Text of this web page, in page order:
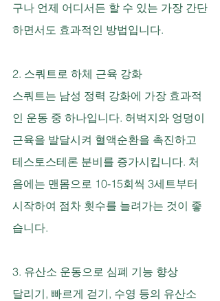
구나 언제 어디서든 할 수 있는 가장 간단
하면서도 효과적인 방법입니다.
2. 스쿼트로 하체 근육 강화
스쿼트는 남성 정력 강화에 가장 효과적
인 운동 중 하나입니다. 허벅지와 엉덩이
근육을 발달시켜 혈액순환을 촉진하고
테스토스테론 분비를 증가시킵니다. 처
음에는 맨몸으로 10-15회씩 3세트부터
시작하여 점차 횟수를 늘려가는 것이 좋
습니다.
3. 유산소 운동으로 심폐 기능 향상
달리기, 빠르게 걷기, 수영 등의 유산소